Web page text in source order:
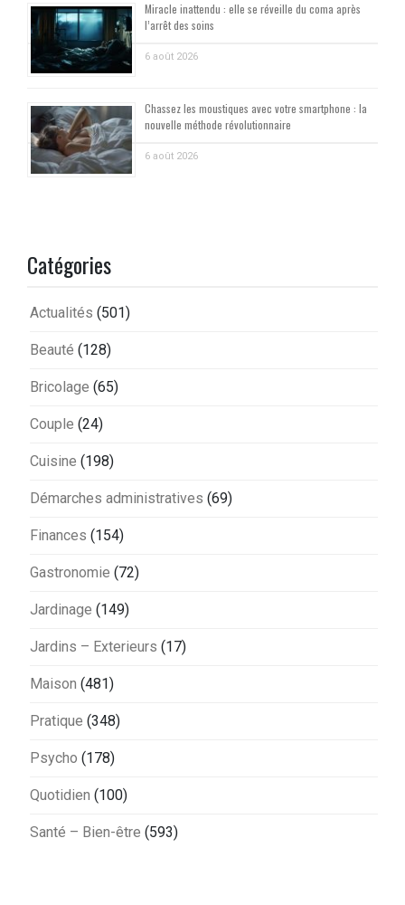
Miracle inattendu : elle se réveille du coma après
l’arrêt des soins
6 août 2026
Chassez les moustiques avec votre smartphone : la
nouvelle méthode révolutionnaire
6 août 2026
Catégories
Actualités (501)
Beauté (128)
Bricolage (65)
Couple (24)
Cuisine (198)
Démarches administratives (69)
Finances (154)
Gastronomie (72)
Jardinage (149)
Jardins – Exterieurs (17)
Maison (481)
Pratique (348)
Psycho (178)
Quotidien (100)
Santé – Bien-être (593)